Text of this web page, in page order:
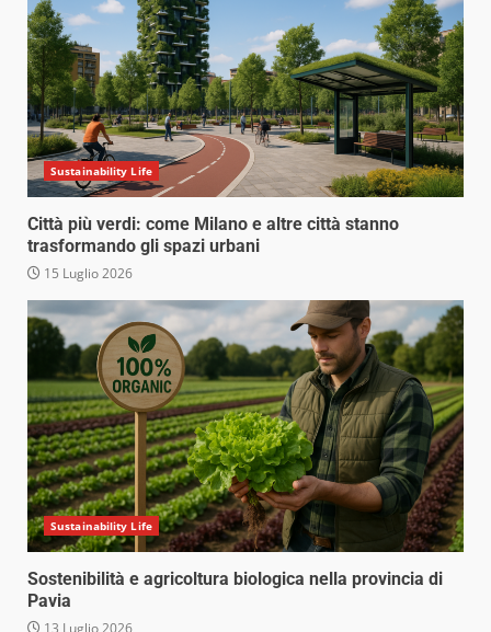
Sustainability Life
Città più verdi: come Milano e altre città stanno
trasformando gli spazi urbani
15 Luglio 2026
Sustainability Life
Sostenibilità e agricoltura biologica nella provincia di
Pavia
13 Luglio 2026